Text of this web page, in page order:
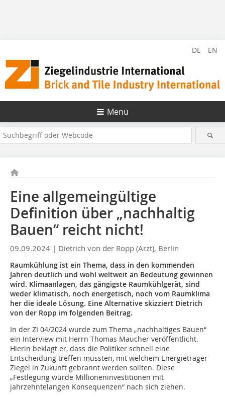
DE EN
Menü
Eine allgemeingültige
Definition über „nachhaltig
Bauen“ reicht nicht!
09.09.2024 | Dietrich von der Ropp (Arzt), Berlin
Raumkühlung ist ein Thema, dass in den kommenden
Jahren deutlich und wohl weltweit an Bedeutung gewinnen
wird. Klimaanlagen, das gängigste Raumkühlgerät, sind
weder klimatisch, noch energetisch, noch vom Raumklima
her die ideale Lösung. Eine Alternative skizziert Dietrich
von der Ropp im folgenden Beitrag.
In der ZI 04/2024 wurde zum Thema „nachhaltiges Bauen“
ein Interview mit Herrn Thomas Maucher veröffentlicht.
Hierin beklagt er, dass die Politiker schnell eine
Entscheidung treffen müssten, mit welchem Energieträger
Ziegel in Zukunft gebrannt werden sollten. Diese
„Festlegung würde Millioneninvestitionen mit
jahrzehntelangen Konsequenzen“ nach sich ziehen.